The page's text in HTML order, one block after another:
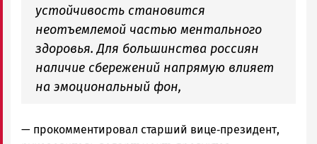
устойчивость становится
неотъемлемой частью ментального
здоровья. Для большинства россиян
наличие сбережений напрямую влияет
на эмоциональный фон,
— прокомментировал старший вице‑президент,